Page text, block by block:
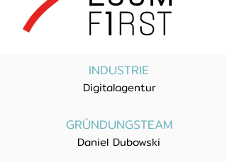
INDUSTRIE
Digitalagentur
GRÜNDUNGSTEAM
Daniel Dubowski